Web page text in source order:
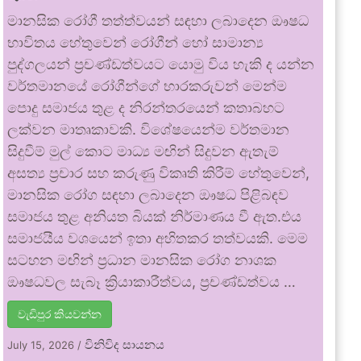
මානසික රෝගී තත්ත්වයන් සඳහා ලබාදෙන ඖෂධ
භාවිතය හේතුවෙන් රෝගීන් හෝ සාමාන්‍ය
පුද්ගලයන් ප්‍රචණ්ඩත්වයට යොමු විය හැකි ද යන්න
වර්තමානයේ රෝගීන්ගේ භාරකරුවන් මෙන්ම
පොදු සමාජය තුළ ද නිරන්තරයෙන් කතාබහට
ලක්වන මාතෘකාවකි. විශේෂයෙන්ම වර්තමාන
සිදුවීම් මුල් කොට මාධ්‍ය මඟින් සිදුවන ඇතැම්
අසත්‍ය ප්‍රචාර සහ කරුණු විකෘති කිරීම් හේතුවෙන්,
මානසික රෝග සඳහා ලබාදෙන ඖෂධ පිළිබඳව
සමාජය තුළ අනියත බියක් නිර්මාණය වී ඇත.එය
සමාජයීය වශයෙන් ඉතා අහිතකර තත්වයකි. මෙම
සටහන මඟින් ප්‍රධාන මානසික රෝග නාශක
ඖෂධවල සැබෑ ක්‍රියාකාරීත්වය, ප්‍රචණ්ඩත්වය …
වැඩිපුර කියවන්න
July 15, 2026 /විනිවිද සායනය